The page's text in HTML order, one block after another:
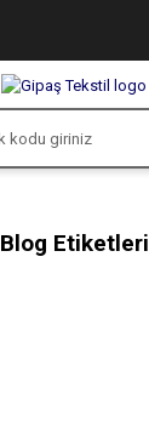
Blog Etiketleri